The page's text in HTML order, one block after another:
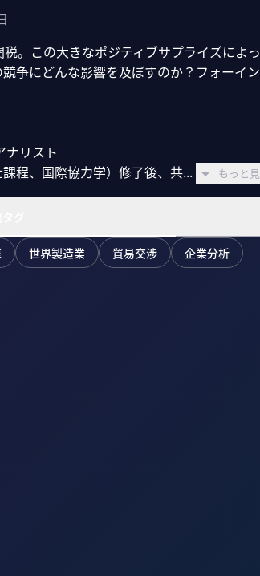
。この大きなポジティブサプライズによ
争にどんな影響を及ぼすのか？フォーイ
ナリスト
程、国際協力学）修了後、共...
もっと
世界製造業 貿易交渉 企業分析